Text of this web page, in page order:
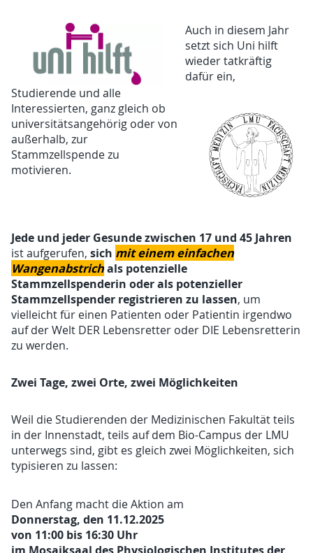
Auch in diesem Jahr
setzt sich Uni hilft
wieder tatkräftig
dafür ein,
Studierende und alle
Interessierten, ganz gleich ob
universitätsangehörig oder von
außerhalb, zur
Stammzellspende zu
motivieren.
Jede und jeder Gesunde zwischen 17 und 45 Jahren
ist aufgerufen,sich mit einem einfachen
Wangenabstrichals potenzielle
Stammzellspenderin oder als potenzieller
Stammzellspender registrieren zu lassen, um
vielleicht für einen Patienten oder Patientin irgendwo
auf der Welt DER Lebensretter oder DIE Lebensretterin
zu werden.
Zwei Tage, zwei Orte, zwei Möglichkeiten
Weil die Studierenden der Medizinischen Fakultät teils
in der Innenstadt, teils auf dem Bio-Campus der LMU
unterwegs sind, gibt es gleich zwei Möglichkeiten, sich
typisieren zu lassen:
Den Anfang macht die Aktion am
Donnerstag, den 11.12.2025
von 11:00 bis 16:30 Uhr